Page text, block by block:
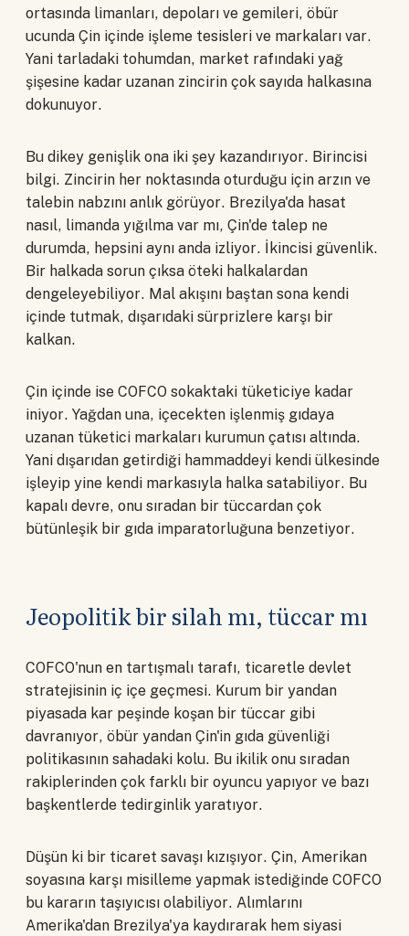
ortasında limanları, depoları ve gemileri, öbür
ucunda Çin içinde işleme tesisleri ve markaları var.
Yani tarladaki tohumdan, market rafındaki yağ
şişesine kadar uzanan zincirin çok sayıda halkasına
dokunuyor.
Bu dikey genişlik ona iki şey kazandırıyor. Birincisi
bilgi. Zincirin her noktasında oturduğu için arzın ve
talebin nabzını anlık görüyor. Brezilya'da hasat
nasıl, limanda yığılma var mı, Çin'de talep ne
durumda, hepsini aynı anda izliyor. İkincisi güvenlik.
Bir halkada sorun çıksa öteki halkalardan
dengeleyebiliyor. Mal akışını baştan sona kendi
içinde tutmak, dışarıdaki sürprizlere karşı bir
kalkan.
Çin içinde ise COFCO sokaktaki tüketiciye kadar
iniyor. Yağdan una, içecekten işlenmiş gıdaya
uzanan tüketici markaları kurumun çatısı altında.
Yani dışarıdan getirdiği hammaddeyi kendi ülkesinde
işleyip yine kendi markasıyla halka satabiliyor. Bu
kapalı devre, onu sıradan bir tüccardan çok
bütünleşik bir gıda imparatorluğuna benzetiyor.
Jeopolitik bir silah mı, tüccar mı
COFCO'nun en tartışmalı tarafı, ticaretle devlet
stratejisinin iç içe geçmesi. Kurum bir yandan
piyasada kar peşinde koşan bir tüccar gibi
davranıyor, öbür yandan Çin'in gıda güvenliği
politikasının sahadaki kolu. Bu ikilik onu sıradan
rakiplerinden çok farklı bir oyuncu yapıyor ve bazı
başkentlerde tedirginlik yaratıyor.
Düşün ki bir ticaret savaşı kızışıyor. Çin, Amerikan
soyasına karşı misilleme yapmak istediğinde COFCO
bu kararın taşıyıcısı olabiliyor. Alımlarını
Amerika'dan Brezilya'ya kaydırarak hem siyasi